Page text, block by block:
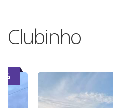
Clubinho